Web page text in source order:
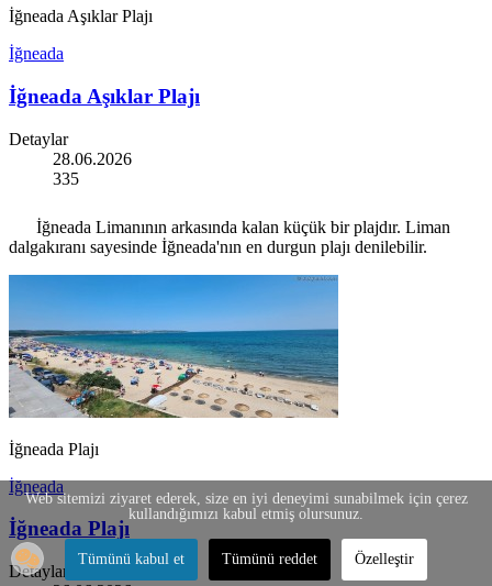
İğneada Aşıklar Plajı
İğneada
İğneada Aşıklar Plajı
Detaylar
28.06.2026
335
İğneada Limanının arkasında kalan küçük bir plajdır. Liman
dalgakıranı sayesinde İğneada'nın en durgun plajı denilebilir.
İğneada Plajı
İğneada
İğneada Plajı
Detaylar
Web sitemizi ziyaret ederek, size en iyi deneyimi sunabilmek için çerez
kullandığımızı kabul etmiş olursunuz.
Tümünü kabul et Tümünü reddet Özelleştir